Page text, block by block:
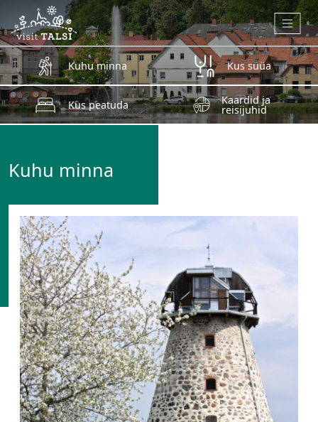
Skip to main content
Kuhu minna Kus süüa
Kus peatuda Kaardid ja
reisijuhid
Kuhu minna